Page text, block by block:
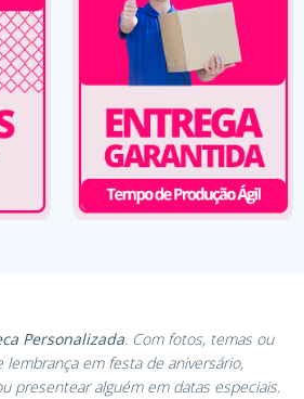
Personalizada. Com fotos, temas ou
lembrança em festa de aniversário,
presentear alguém em datas especiais.